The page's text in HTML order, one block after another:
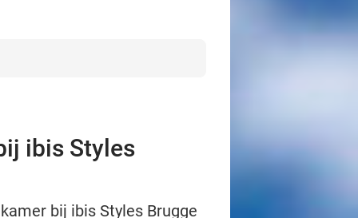
ibis Styles
bij ibis Styles Brugge